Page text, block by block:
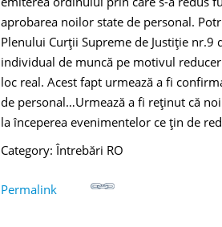
aprobarea noilor state de personal.
Plenului Curții Supreme de Justiție
individual de muncă pe motivul
loc real. Acest fapt urmează a fi
de personal…Urmează a fi reținut că
la începerea evenimentelor ce țin de
Category: Întrebări RO
Permalink